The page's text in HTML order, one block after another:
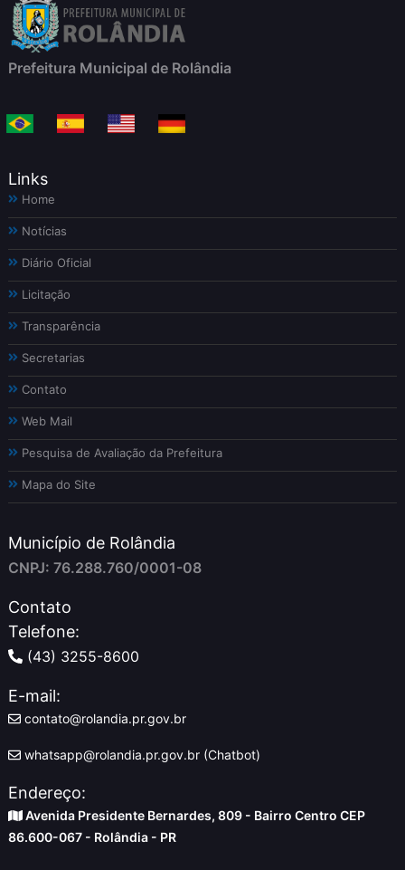
Prefeitura Municipal de Rolândia
Links
Home
Notícias
Diário Oficial
Licitação
Transparência
Secretarias
Contato
Web Mail
Pesquisa de Avaliação da Prefeitura
Mapa do Site
Município de Rolândia
CNPJ: 76.288.760/0001-08
Contato
Telefone:
(43) 3255-8600
E-mail:
contato@rolandia.pr.gov.br
whatsapp@rolandia.pr.gov.br (Chatbot)
Endereço:
Avenida Presidente Bernardes, 809 - Bairro Centro CEP
86.600-067 - Rolândia - PR